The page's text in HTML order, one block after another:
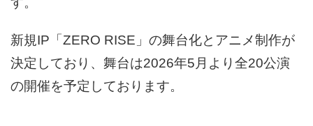
新規IP「ZERO RISE」の舞台化とアニメ制作が
決定しており、舞台は2026年5月より全20公演
の開催を予定しております。